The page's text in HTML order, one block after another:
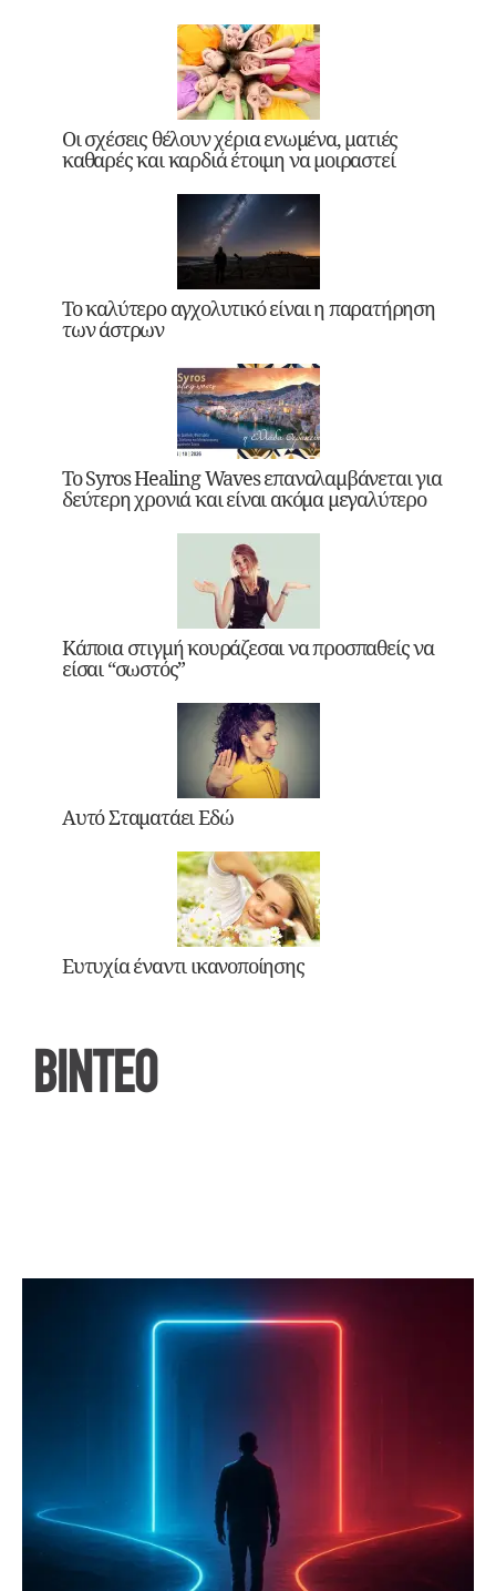
Οι σχέσεις θέλουν χέρια ενωμένα, ματιές
καθαρές και καρδιά έτοιμη να μοιραστεί
Το καλύτερο αγχολυτικό είναι η παρατήρηση
των άστρων
Το Syros Healing Waves επαναλαμβάνεται για
δεύτερη χρονιά και είναι ακόμα μεγαλύτερο
Κάποια στιγμή κουράζεσαι να προσπαθείς να
είσαι “σωστός”
Αυτό Σταματάει Εδώ
Ευτυχία έναντι ικανοποίησης
ΒΙΝΤΕΟ